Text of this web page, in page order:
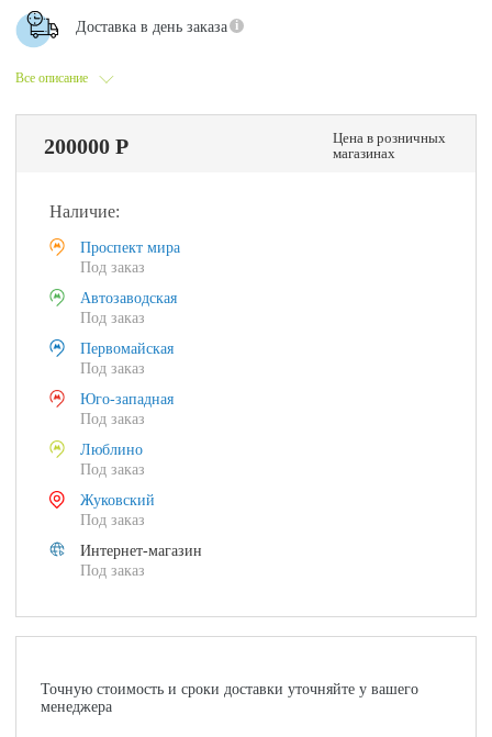
Все описание
Доставка в день заказа
200000 Р
Цена в розничных
магазинах
Наличие:
Проспект мира
Под заказ
Автозаводская
Под заказ
Первомайская
Под заказ
Юго-западная
Под заказ
Люблино
Под заказ
Жуковский
Под заказ
Интернет-магазин
Под заказ
Точную стоимость и сроки доставки уточняйте у вашего
менеджера